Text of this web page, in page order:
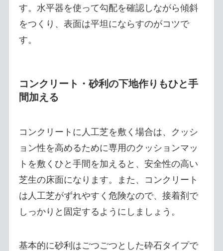
す。水平器を使って勾配を確認しながら傾斜
をつくり、表面は平坦にならすのがコツで
す。
コンクリート・砂利の下地作りもひと手
間加える
コンクリートに人工芝を敷く場合は、クッシ
ョン性を高めるために専用のクッションマッ
トを敷くひと手間を加えると、安全性の高い
芝生の床面になります。また、コンクリート
は人工芝がずれやすく危険なので、接着剤で
しっかりと固定するようにしましょう。
基本的に砂利はごつごつとした砕石タイプで